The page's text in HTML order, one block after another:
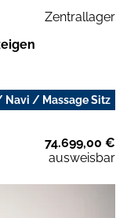
Zentrallager
Navi / Massage Sitz
74.699,00 €
ausweisbar